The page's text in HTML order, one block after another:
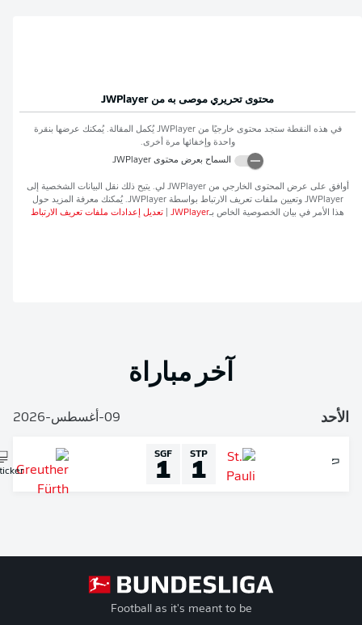
محتوى تحريري موصى به من JWPlayer
في هذه النقطة ستجد محتوى خارجيًا منJWPlayer يُكمل المقالة. يُمكنك عرضها بنقرة
واحدة وإخفائها مرة أخرى.
السماح بعرض محتوىJWPlayer
على عرض المحتوى الخارجي من JWPlayer لي. يتيح ذلك نقل البيانات الشخصية إلى
JWPlayer وتعيين ملفات تعريف الارتباط بواسطةJWPlayer . يُمكنك معرفة المزيد حول
الأمر في بيان الخصوصية الخاص بـJWPlayer
|تعديل إعدادات ملفات تعريف الارتباط
آخر مباراة
SGF
Liveticker
Football as it's meant to be